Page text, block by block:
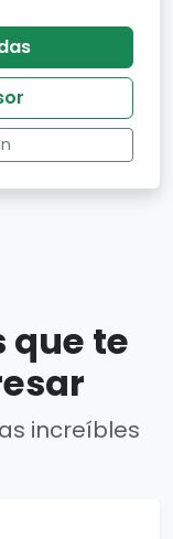
que te
increíbles